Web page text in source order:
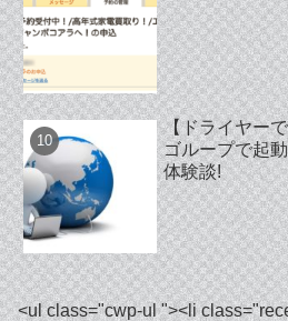
【ドライヤー
ゴループで起
体験談!
<ul class="cwp-ul "><li class="recentcomments cwp-li"><a class="comment-link cwp-comment-link" href="https://ebookbrain.net/nexus6p/#comment-70169"><span class="comment-avatar cwp-avatar rounded"><img alt='neru' src='http://ebookbrain.net/wp-content/uploads/profile/write.png' class='avatar avatar-30 photo' height='30' width='30' /></span></a><span class="cwp-comment-title"><span class="comment-author-link cwp-author-link"><a href="http://ebookbrain.net/" class="url" rel="ugc">neru</a></span> <span class="cwp-on-text">on</span> <a class="comment-link cwp-comment-link" href="https://ebookbrain.net/nexus6p/#comment-70169">【ドライヤーで解決済】nexus6pがロゴループで起動しない/バッテリー交換体験談!</a></span></li><li class="recentcomments cwp-li"><a class="comment-link cwp-comment-link" href="https://ebookbrain.net/nexus6p/#comment-70108"><span class="comment-avatar cwp-avatar rounded"><img alt='' src='https://secure.gravatar.com/avatar/eae0ba4c686f966a67a0a3544059de97?s=30&d=mm&r=g' srcset='https://secure.gravatar.com/avatar/eae0ba4c686f966a67a0a3544059de97?s=60&d=mm&r=g 2x' class='avatar avatar-30 photo' height='30' width='30' loading='lazy' decoding='async'/></span></a><span class="cwp-comment-title"><span class="comment-author-link cwp-author-link"><a href="https://t20-win.in" class="url" rel="ugc external nofollow">T20 Win Official</a></span> <span class="cwp-on-text">on</span> <a class="comment-link cwp-comment-link" href="https://ebookbrain.net/nexus6p/#comment-70108">【ドライヤーで解決済】nexus6pがロゴループで起動しない/バッテリー交換体験談!</a></span></li><li class="recentcomments cwp-li"><a class="comment-link cwp-comment-link" href="https://ebookbrain.net/images-video-thread-posts-for-twitter-api/#comment-63237"><span class="comment-avatar cwp-avatar rounded"><img alt='neru' src='http://ebookbrain.net/wp-content/uploads/profile/write.png' class='avatar avatar-30 photo' height='30' width='30' /></span></a><span class="cwp-comment-title"><span class="comment-author-link cwp-author-link"><a href="http://ebookbrain.net/" class="url" rel="ugc">neru</a></span> <span class="cwp-on-text">on</span> <a class="comment-link cwp-comment-link" href="https://ebookbrain.net/images-video-thread-posts-for-twitter-api/#comment-63237">【GAS】ツリー投稿・動画投稿・画像複数枚投稿(media upload)で予約投稿するやり方【Twitter API】</a></span></li><li class="recentcomments cwp-li"><a class="comment-link cwp-comment-link" href="https://ebookbrain.net/images-video-thread-posts-for-twitter-api/#comment-63235"><span class="comment-avatar cwp-avatar rounded"><img alt='' src='https://secure.gravatar.com/avatar/799df9cebe9d92d1cb7412db249f9afa?s=30&d=mm&r=g' srcset='https://secure.gravatar.com/avatar/799df9cebe9d92d1cb7412db249f9afa?s=60&d=mm&r=g 2x' class='avatar avatar-30 photo' height='30' width='30' loading='lazy' decoding='async'/></span></a><span class="cwp-comment-title"><span class="comment-author-link cwp-author-link">楓子</span> <span class="cwp-on-text">on</span> <a class="comment-link cwp-comment-link" href="https://ebookbrain.net/images-video-thread-posts-for-twitter-api/#comment-63235">【GAS】ツリー投稿・動画投稿・画像複数枚投稿(media upload)で予約投稿するやり方【Twitter API】</a></span></li><li class="recentcomments cwp-li"><a class="comment-link cwp-comment-link" href="https://ebookbrain.net/images-video-thread-posts-for-twitter-api/#comment-63214"><span class="comment-avatar cwp-avatar rounded"><img alt='neru' src='http://ebookbrain.net/wp-content/uploads/profile/write.png' class='avatar avatar-30 photo' height='30' width='30' /></span></a><span class="cwp-comment-title"><span class="comment-author-link cwp-author-link"><a href="http://ebookbrain.net/" class="url" rel="ugc">neru</a></span> <span class="cwp-on-text">on</span> <a class="comment-link cwp-comment-link" href="https://ebookbrain.net/images-video-thread-posts-for-twitter-api/#comment-63214">【GAS】ツリー投稿・動画投稿・画像複数枚投稿(media upload)で予約投稿するやり方【Twitter API】</a></span></li><li class="recentcomments cwp-li"><a class="comment-link cwp-comment-link" href="https://ebookbrain.net/images-video-thread-posts-for-twitter-api/#comment-63146"><span class="comment-avatar cwp-avatar rounded"><img alt='' src='https://secure.gravatar.com/avatar/799df9cebe9d92d1cb7412db249f9afa?s=30&d=mm&r=g' srcset='https://secure.gravatar.com/avatar/799df9cebe9d92d1cb7412db249f9afa?s=60&d=mm&r=g 2x' class='avatar avatar-30 photo' height='30' width='30' loading='lazy' decoding='async'/></span></a><span class="cwp-comment-title"><span class="comment-author-link cwp-author-link">楓子</span> <span class="cwp-on-text">on</span> <a class="comment-link cwp-comment-link" href="https://ebookbrain.net/images-video-thread-posts-for-twitter-api/#comment-63146">【GAS】ツリー投稿・動画投稿・画像複数枚投稿(media upload)で予約投稿するやり方【Twitter API】</a></span></li><li class="recentcomments cwp-li"><a class="comment-link cwp-comment-link" href="https://ebookbrain.net/adobe-acrobat/#comment-62822"><span class="comment-avatar cwp-avatar rounded"><img alt='neru' src='http://ebookbrain.net/wp-content/uploads/profile/write.png' class='avatar avatar-30 photo' height='30' width='30' /></span></a><span class="cwp-comment-title"><span class="comment-author-link cwp-author-link"><a href="http://ebookbrain.net/" class="url" rel="ugc">neru</a></span> <span class="cwp-on-text">on</span> <a class="comment-link cwp-comment-link" href="https://ebookbrain.net/adobe-acrobat/#comment-62822">Adobe Acrobat Pro 11買い切りがWindows11にインストールできない(より機能が多い製品が既にインストールされています)</a></span></li><li class="recentcomments cwp-li"><a class="comment-link cwp-comment-link" href="https://ebookbrain.net/adobe-acrobat/#comment-62800"><span class="comment-avatar cwp-avatar rounded"><img alt='' src='https://secure.gravatar.com/avatar/e5f2dcbeb11811d9cc46011a55d65700?s=30&d=mm&r=g' srcset='https://secure.gravatar.com/avatar/